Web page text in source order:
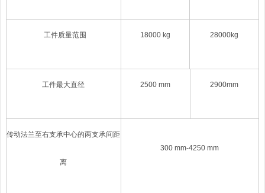
工件质量范围 18000kg 28000kg
工件最大直径 2500 mm 2900mm
传动法兰至右支承中心的两支承间距
离
300 mm-4250 mm